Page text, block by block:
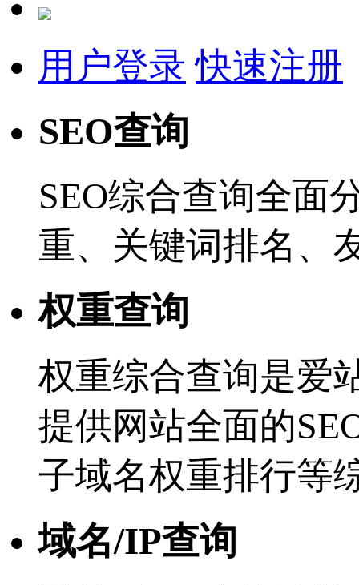
用户登录 快速注册
SEO查询
SEO综合查询全面
重、关键词排名、
权重查询
权重综合查询是爱
提供网站全面的
子域名权重排行等
域名/IP查询